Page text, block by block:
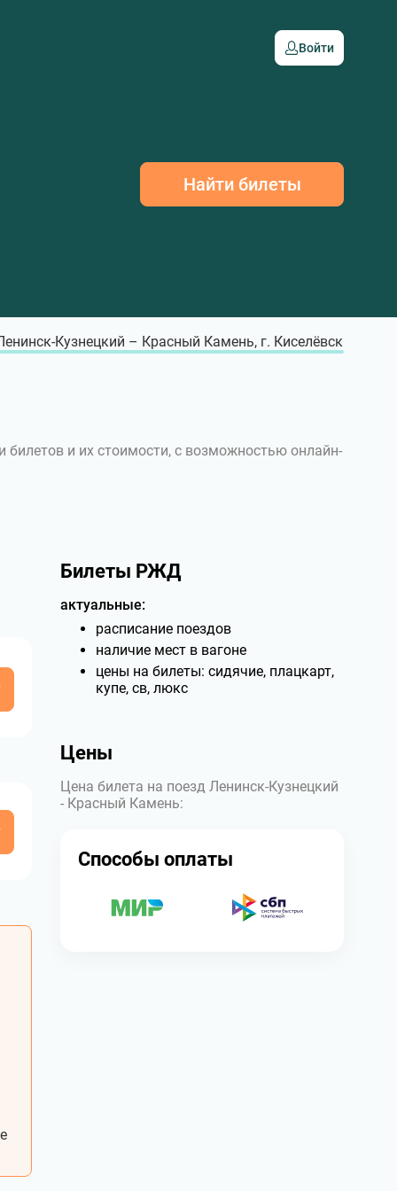
Войти
Найти билеты
Кузнецкий – Красный Камень, г. Киселёвск
билетов и их стоимости, с возможностью онлайн-
Билеты РЖД
актуальные:
расписание поездов
наличие мест в вагоне
цены на билеты: сидячие, плацкарт,
купе, св, люкс
Цены
Цена билета на поезд Ленинск-Кузнецкий
- Красный Камень:
Способы оплаты